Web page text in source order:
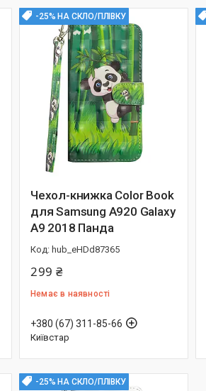
-25% НА СКЛО/ПЛІВКУ
Чехол-книжка Color Book
для Samsung A920 Galaxy
A9 2018 Панда
hub_eHDd87365
299 ₴
Немає в наявності
+380 (67) 311-85-66
Київстар
-25% НА СКЛО/ПЛІВКУ